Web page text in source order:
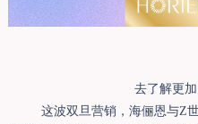
去了解更
这波双旦营销，海俪恩与Z